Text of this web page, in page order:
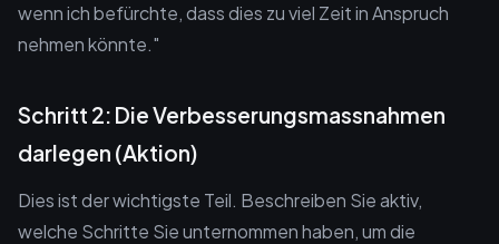
wenn ich befürchte, dass dies zu viel Zeit in Anspruch
nehmen könnte."
Schritt 2: Die Verbesserungsmassnahmen
darlegen (Aktion)
Dies ist der wichtigste Teil. Beschreiben Sie aktiv,
welche Schritte Sie unternommen haben, um die